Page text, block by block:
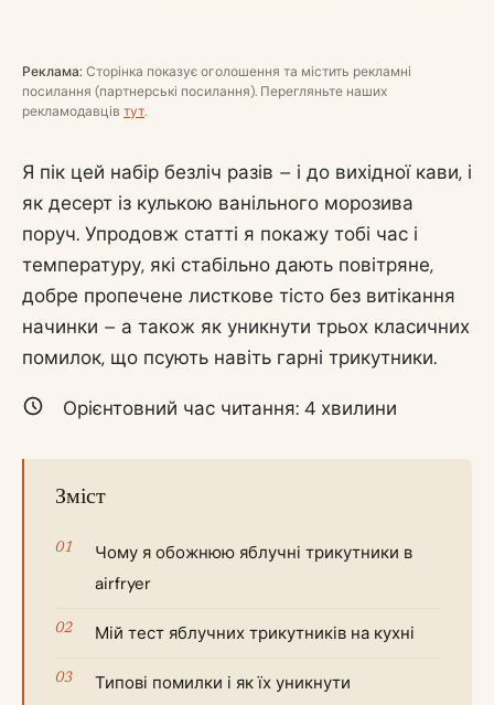
Реклама: Сторінка показує оголошення та містить рекламні
посилання (партнерські посилання). Перегляньте наших
рекламодавців тут.
Я пік цей набір безліч разів – і до вихідної кави, і
як десерт із кулькою ванільного морозива
поруч. Упродовж статті я покажу тобі час і
температуру, які стабільно дають повітряне,
добре пропечене листкове тісто без витікання
начинки – а також як уникнути трьох класичних
помилок, що псують навіть гарні трикутники.
Орієнтовний час читання: 4 хвилини
Зміст
Чому я обожнюю яблучні трикутники в
airfryer
Мій тест яблучних трикутників на кухні
Типові помилки і як їх уникнути